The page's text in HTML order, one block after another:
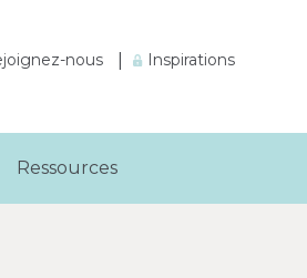
nous Inspirations
Ressources